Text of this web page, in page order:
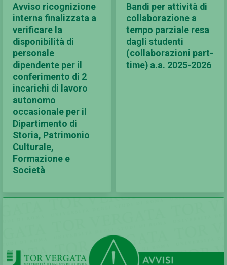
Avviso ricognizione
interna finalizzata a
verificare la
disponibilità di
personale
dipendente per il
conferimento di 2
incarichi di lavoro
autonomo
occasionale per il
Dipartimento di
Storia, Patrimonio
Culturale,
Formazione e
Società
Bandi per attività di
collaborazione a
tempo parziale resa
dagli studenti
(collaborazioni part-
time) a.a. 2025-2026